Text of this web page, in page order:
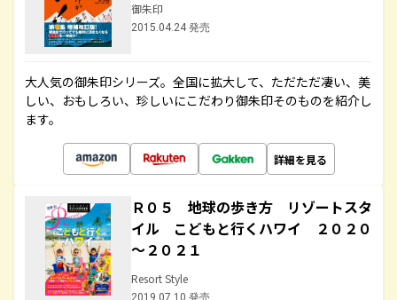
御朱印
2015.04.24 発売
大人気の御朱印シリーズ。全国に拡大して、ただただ凄い、美
しい、おもしろい、珍しいにこだわり御朱印そのものを紹介し
ます。
詳細を見る
Ｒ０５ 地球の歩き方 リゾートスタ
イル こどもと行くハワイ ２０２０
～２０２１
Resort Style
2019.07.10 発売